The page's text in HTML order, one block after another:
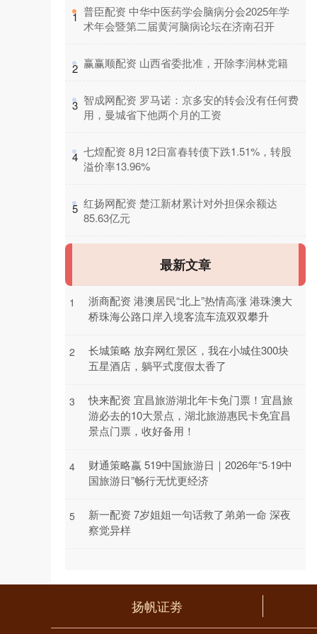
1 ​普臣配资 中华中医药学会脑病分会2025年学
术年会暨第二届黄河脑病论坛在济南召开
2 ​赢赢顺配资 山西省委批准，开除李润林党籍
3 ​智成网配资 罗马诺：京多安的转会没有任何费
用，曼城省下他两个月的工资
4 ​七煌配资 8月12日富春转债下跌1.51%，转股
溢价率13.96%
5 ​红扬网配资 楚江新材累计对外担保余额达
85.63亿元
最新文章
1
浙商配资 港澳居民“北上”热情高涨 港珠澳大
桥珠海公路口岸入境客流车流双双攀升
2
长城策略 放弃网红景区，我在小城住300块
五星酒店，躺平式度假太香了
3
快来配资 宜昌旅游湖北年卡免门票！宜昌旅
游必去的10大景点，湖北旅游惠民卡免宜昌
景点门票，收好备用！
4
财通策略嬴 519中国旅游日｜2026年“5·19中
国旅游日”畅行无忧更经济
5
新一配资 7岁姐姐一句话救了弟弟一命 深夜
察觉异样
扬帆证劵